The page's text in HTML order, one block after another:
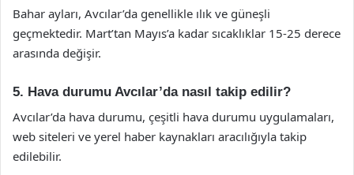
Bahar ayları, Avcılar’da genellikle ılık ve güneşli
geçmektedir. Mart’tan Mayıs’a kadar sıcaklıklar 15-25 derece
arasında değişir.
5. Hava durumu Avcılar’da nasıl takip edilir?
Avcılar’da hava durumu, çeşitli hava durumu uygulamaları,
web siteleri ve yerel haber kaynakları aracılığıyla takip
edilebilir.